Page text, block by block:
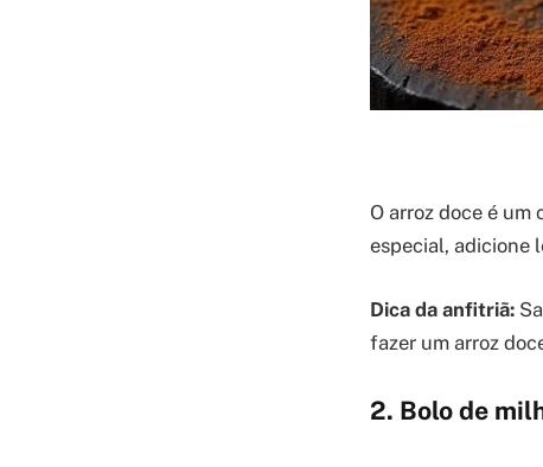
O arroz doce é
especial, adicione
Dica da anfitriã:
fazer um arroz
2. Bolo de